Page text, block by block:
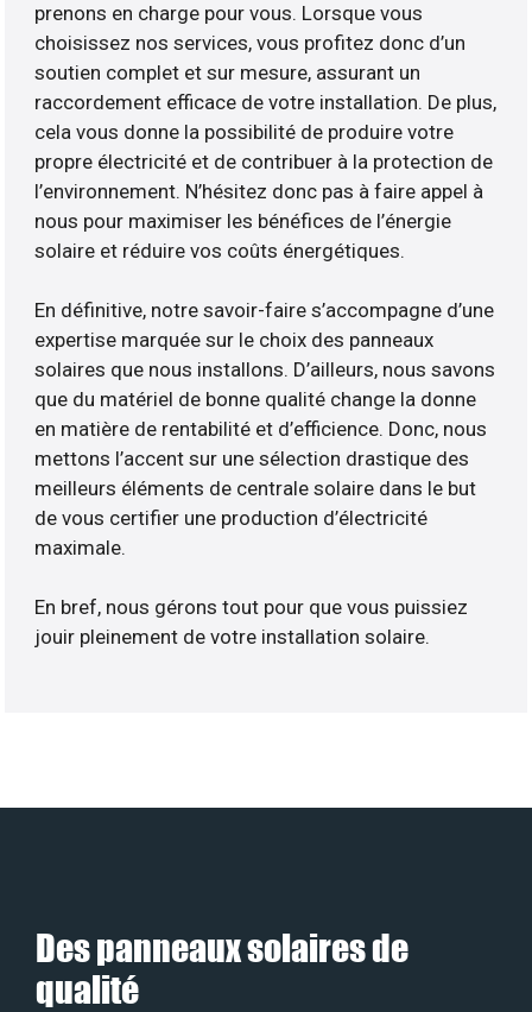
prenons en charge pour vous. Lorsque vous
choisissez nos services, vous profitez donc d’un
soutien complet et sur mesure, assurant un
raccordement efficace de votre installation. De plus,
cela vous donne la possibilité de produire votre
propre électricité et de contribuer à la protection de
l’environnement. N’hésitez donc pas à faire appel à
nous pour maximiser les bénéfices de l’énergie
solaire et réduire vos coûts énergétiques.
En définitive, notre savoir-faire s’accompagne d’une
expertise marquée sur le choix des panneaux
solaires que nous installons. D’ailleurs, nous savons
que du matériel de bonne qualité change la donne
en matière de rentabilité et d’efficience. Donc, nous
mettons l’accent sur une sélection drastique des
meilleurs éléments de centrale solaire dans le but
de vous certifier une production d’électricité
maximale.
En bref, nous gérons tout pour que vous puissiez
jouir pleinement de votre installation solaire.
Des panneaux solaires de
qualité